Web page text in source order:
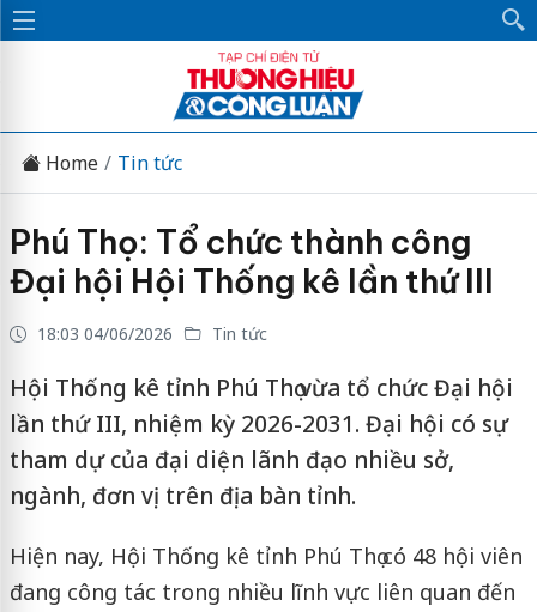
Home Tin tức
Phú Thọ: Tổ chức thành công
Đại hội Hội Thống kê lần thứ III
18:03 04/06/2026 Tin tức
Hội Thống kê tỉnh Phú Thọ vừa tổ chức Đại hội
lần thứ III, nhiệm kỳ 2026-2031. Đại hội có sự
tham dự của đại diện lãnh đạo nhiều sở,
ngành, đơn vị trên địa bàn tỉnh.
Hiện nay, Hội Thống kê tỉnh Phú Thọ có 48 hội viên
đang công tác trong nhiều lĩnh vực liên quan đến